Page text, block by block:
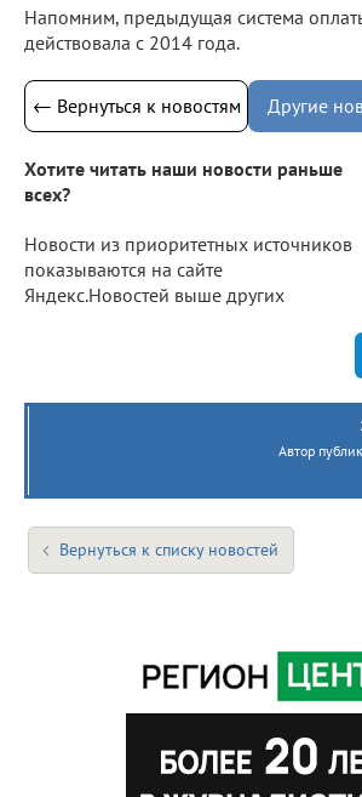
Напомним, предыдущая система
действовала с 2014 года.
← Вернуться к новостям Другие
Хотите читать наши новости раньше
всех?
Новости из приоритетных источников
показываются на сайте
Яндекс.Новостей выше других
Автор
Вернуться к списку новостей